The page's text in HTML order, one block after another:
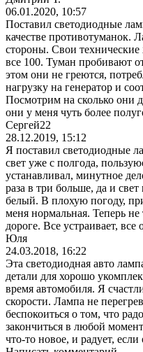
06.01.2020, 10:57
Поставил светодиодные
качестве противотуманок.
стороны. Свои
все 100. Туман пробивают
этом они не греются,
нагрузку на генератор и
Посмотрим на сколько они
они у меня чуть более
Сергей22
28.12.2019, 15:12
Я поставил светодиодные
свет уже с полгода,
устанавливал, минутное
раза в три больше, да и
белый. В плохую погоду,
меня нормальная. Теперь
дороге. Все устраивает, все
Юля
24.03.2018, 16:22
Эта светодиодная авто
детали для хорошо
время автомобиля. Я
скорости. Лампа не
беспокоиться о том, что
закончиться в любой
что-то новое, и радует, если